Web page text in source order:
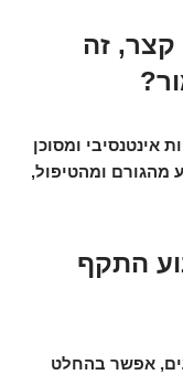
קצר, זה
אינטנסיבי ומסוכן
מהגורם ומהטיפול,
התקף
אפשר בהחלט